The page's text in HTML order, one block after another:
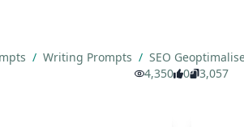
/ Writing Prompts / SEO
4,350
0 3,057